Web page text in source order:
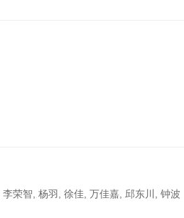
荣智, 杨羽, 徐佳, 万佳嘉, 邱东川, 钟波